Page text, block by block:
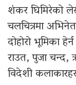
शंकर घिमिरेको
चलचित्रमा
दोहोरो भूमिका
राउत, पुजा चन्द,
विदेशी